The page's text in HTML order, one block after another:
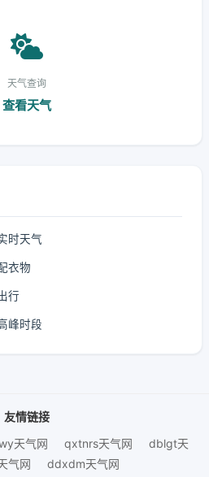
天气查询
查看天气
时天气
衣物
行
峰时段
友情链接
天气网 qxtnrs天气网
dblgt天
气网 ddxdm天气网